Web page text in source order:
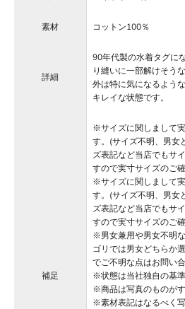
素材 コットン100％
詳細
90年代製の水着タグに
り縫いに一部解けそう
外は特に気になるよう
キレイな状態です。
補足
※サイズに関しまして
す。(サイズ不明、男女
ズ表記など当店でもサ
すので実寸サイズのご
※サイズに関しまして
す。(サイズ不明、男女
ズ表記など当店でもサ
すので実寸サイズのご
※男女兼用や男女不明
ゴリでは男女どちらか
でご不明な点はお問い
※状態は当社独自の基準
※商品は写真のものがす
※素材表記はなるべく